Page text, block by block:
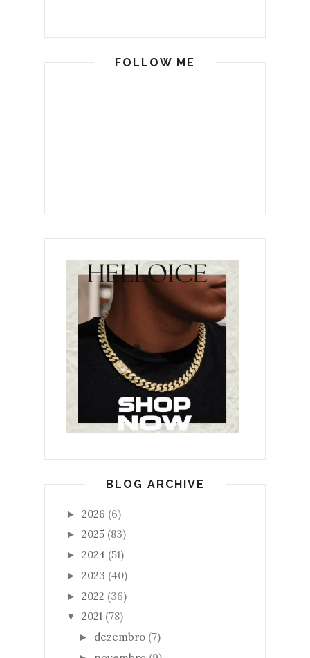
FOLLOW ME
BLOG ARCHIVE
► 2026 (6)
► 2025 (83)
► 2024 (51)
► 2023 (40)
► 2022 (36)
▼ 2021 (78)
► dezembro (7)